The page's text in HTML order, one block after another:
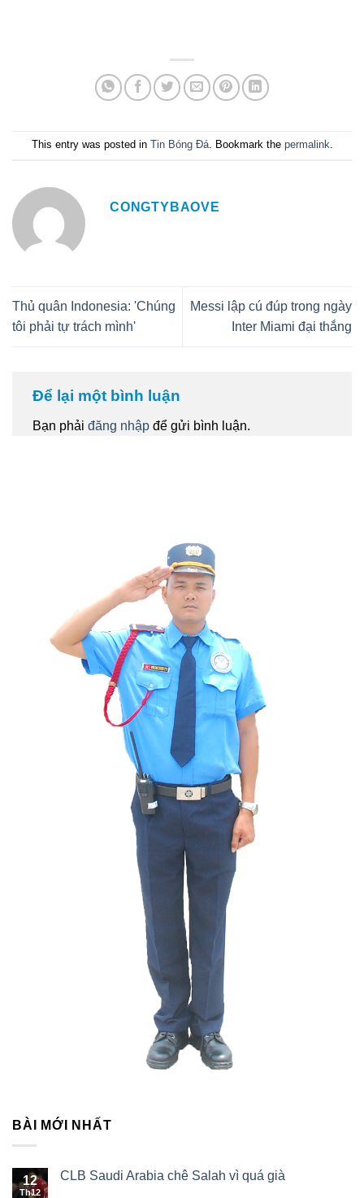
This entry was posted in Tin Bóng Đá. Bookmark the permalink.
CONGTYBAOVE
Thủ quân Indonesia: 'Chúng
tôi phải tự trách mình'
Messi lập cú đúp trong ngày
Inter Miami đại thắng
Để lại một bình luận
Bạn phải đăng nhập để gửi bình luận.
BÀI MỚI NHẤT
12
Th12
CLB Saudi Arabia chê Salah vì quá già